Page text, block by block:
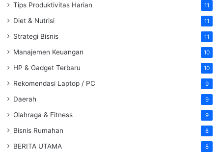
Tips Produktivitas Harian 11
Diet & Nutrisi 11
Strategi Bisnis 11
Manajemen Keuangan 10
HP & Gadget Terbaru 10
Rekomendasi Laptop / PC 9
Daerah 9
Olahraga & Fitness 9
Bisnis Rumahan 8
BERITA UTAMA 8